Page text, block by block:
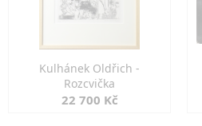
Kulhánek Oldřich -
Rozcvička
22 700 Kč